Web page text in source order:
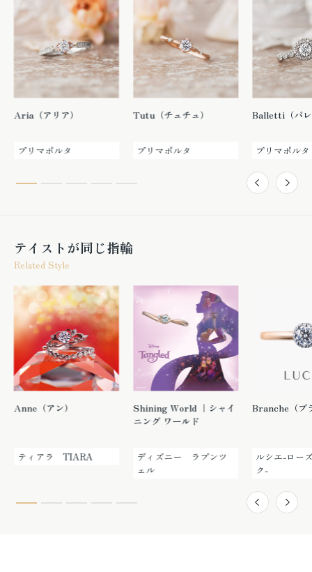
Aria（アリア）
プリマポルタ
Tutu（チュチュ）
プリマポルタ
Balletti（バ
プリマポルタ
テイストが同じ指輪
Related Style
Anne（アン）
ティアラ TIARA
Shining World ｜シャイ
ニング ワールド
ディズニー ラプンツ
ェル
Branche（ブ
ルシエ-ロー
ク-